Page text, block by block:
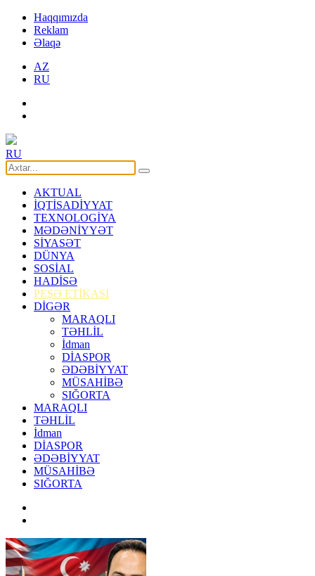
Haqqımızda
Reklam
Əlaqə
AZ
RU
RU
AKTUAL
İQTİSADİYYAT
TEXNOLOGİYA
MƏDƏNİYYƏT
SİYASƏT
DÜNYA
SOSİAL
HADİSƏ
PEŞƏ ETİKASI
DİGƏR
MARAQLI
TƏHLİL
İdman
DİASPOR
ƏDƏBİYYAT
MÜSAHİBƏ
SIĞORTA
MARAQLI
TƏHLİL
İdman
DİASPOR
ƏDƏBİYYAT
MÜSAHİBƏ
SIĞORTA